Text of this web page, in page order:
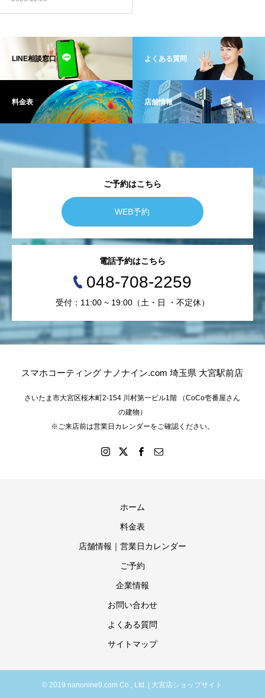
LINE相談窓口 よくある質問
料金表 店舗情報
ご予約はこちら
WEB予約
電話予約はこちら
048-708-2259
受付：11:00 ~ 19:00（土・日 ・不定休）
スマホコーティング ナノナイン.com 埼玉県 大宮駅前店
さいたま市大宮区桜木町2-154 川村第一ビル1階 （CoCo壱番屋さん
の建物）
※ご来店前は営業日カレンダーをご確認ください。
ホーム
料金表
店舗情報｜営業日カレンダー
ご予約
企業情報
お問い合わせ
よくある質問
サイトマップ
© 2019 nanonine9.com Co., Ltd. | 大宮店ショップサイト